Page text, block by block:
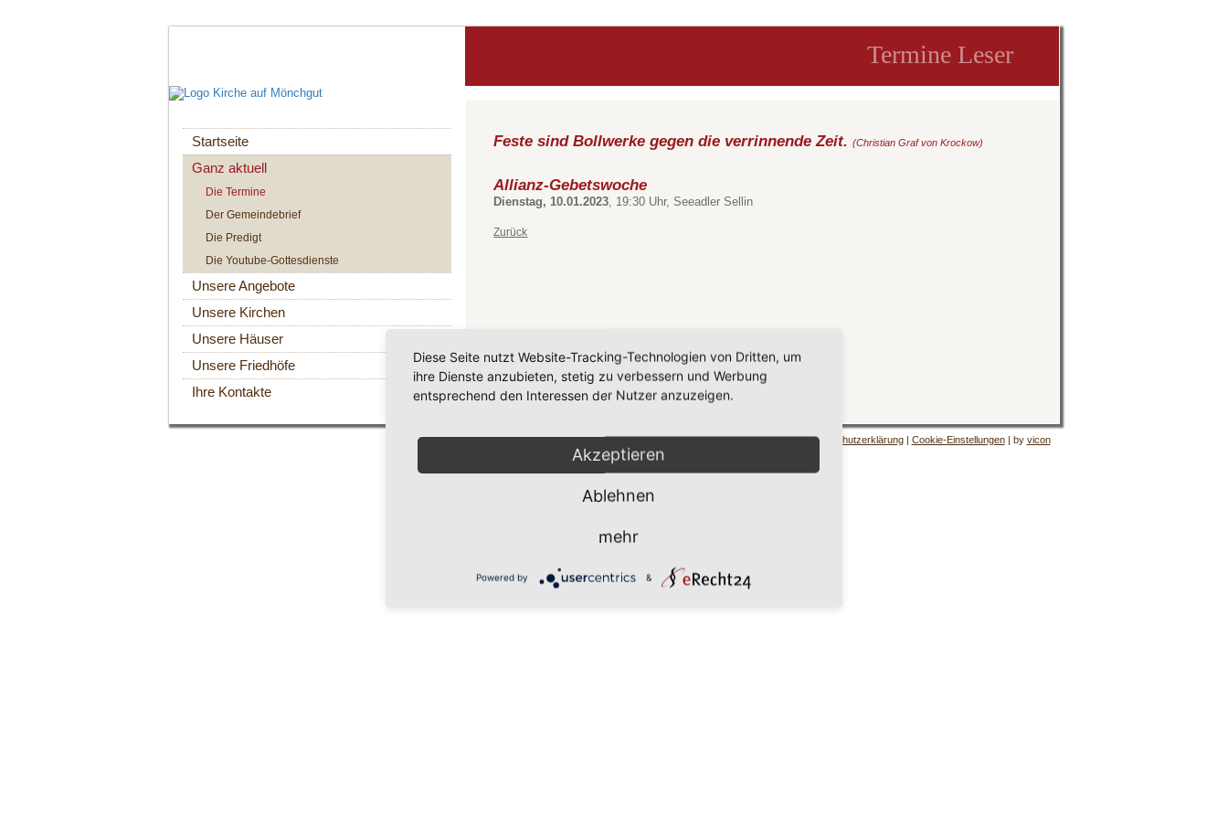
Termine Leser
Feste sind Bollwerke gegen die verrinnende Zeit.(Christian Graf von Krockow)
Allianz-Gebetswoche
Dienstag, 10.01.2023, 19:30 Uhr, Seeadler Sellin
Zurück
Navigation
überspringen
Startseite
Ganz aktuell
Die Termine
Der Gemeindebrief
Die Predigt
Die Youtube-Gottesdienste
Unsere Angebote
Unsere Kirchen
Unsere Häuser
Unsere Friedhöfe
Ihre Kontakte
Mönchgut 2026 |Impressum|Datenschutzerklärung| Cookie-Einstellungen| by vicon
Diese Seite nutzt Website-Tracking-Technologien von Dritten, um
ihre Dienste anzubieten, stetig zu verbessern und Werbung
entsprechend den Interessen der Nutzer anzuzeigen.
Akzeptieren
Ablehnen
mehr
Powered by &